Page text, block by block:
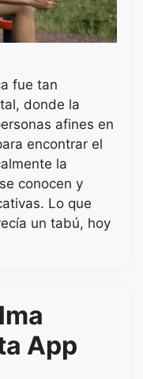
fue tan
donde la
afines en
encontrar el
la
conocen y
Lo que
un tabú, hoy
App